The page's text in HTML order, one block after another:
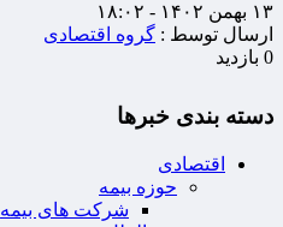
۱۳ بهمن ۱۴۰۲ - ۱۸:۰۲
ارسال توسط : گروه اقتصادی
0 بازدید
دسته بندی خبرها
اقتصادی
حوزه بیمه
شرکت های بیمه